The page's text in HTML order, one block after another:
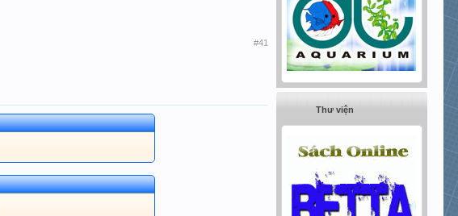
#41
Thư viện